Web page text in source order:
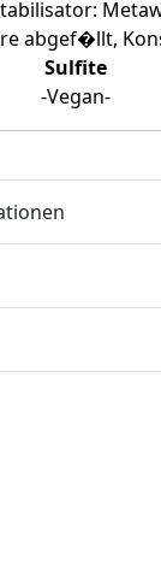
abgef�llt,
Sulfite
-Vegan-